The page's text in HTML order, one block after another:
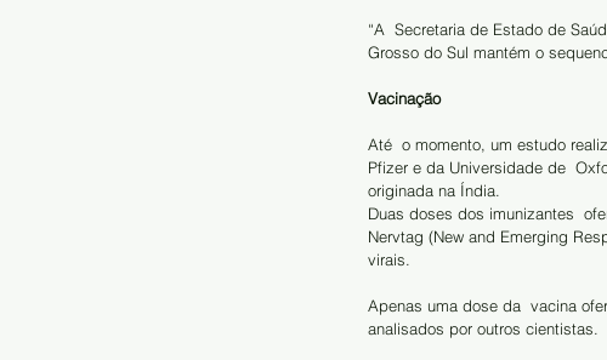
“A  Secretaria de Estado de
Grosso do Sul mantém o
Vacinação
Até  o momento, um estudo
Pfizer e da Universidade de
originada na Índia.
Duas doses dos imunizantes
Nervtag (New and Emerging
virais.
Apenas uma dose da  vacina
analisados por outros cientistas.